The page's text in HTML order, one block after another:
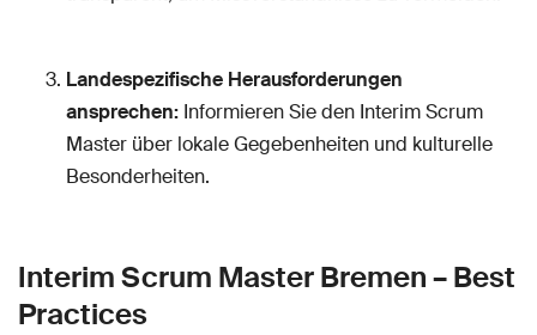
Landespezifische Herausforderungen
ansprechen: Informieren Sie den Interim Scrum
Master über lokale Gegebenheiten und kulturelle
Besonderheiten.
Interim Scrum Master Bremen – Best
Practices